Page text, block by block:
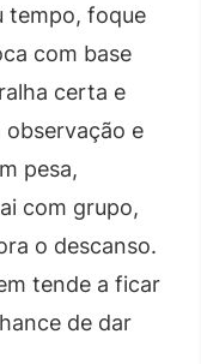
tempo, foque
com base
certa e
e
pesa,
com grupo,
o descanso.
tende a ficar
de dar